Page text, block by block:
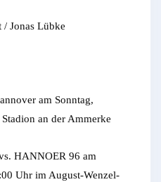
/ Jonas Lübke
am Sonntag,
an der Ammerke
HANNOER 96 am
Uhr im August-Wenzel-